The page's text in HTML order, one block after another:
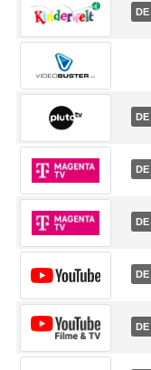
DE
DE
DE
DE
DE
DE